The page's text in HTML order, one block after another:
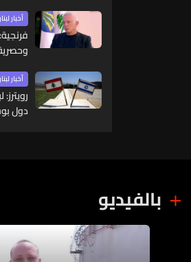
أخبار
أخبار
دول
بالفيديو